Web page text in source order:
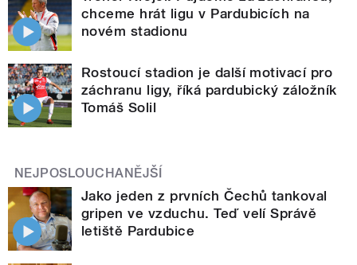
chceme hrát ligu v Pardubicích na
novém stadionu
Rostoucí stadion je další motivací pro
záchranu ligy, říká pardubický záložník
Tomáš Solil
NEJPOSLOUCHANĚJŠÍ
Jako jeden z prvních Čechů tankoval
gripen ve vzduchu. Teď velí Správě
letiště Pardubice